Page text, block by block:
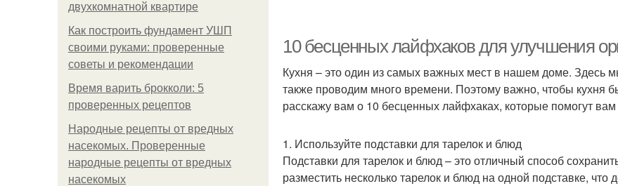
двухкомнатной квартире
Как построить фундамент УШП
своими руками: проверенные
советы и рекомендации
Время варить брокколи: 5
проверенных рецептов
Народные рецепты от вредных
насекомых. Проверенные
народные рецепты от вредных
насекомых
10 бесценных лайфхаков для улучшения
Кухня – это один из самых важных мест в нашем доме. Здесь
также проводим много времени. Поэтому важно, чтобы кухня
расскажу вам о 10 бесценных лайфхаках, которые помогут
1. Используйте подставки для тарелок и блюд
Подставки для тарелок и блюд – это отличный способ
разместить несколько тарелок и блюд на одной подставке,